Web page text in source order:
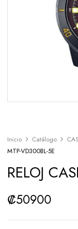
Inicio Catálogo
MTP-VD300BL-5E
RELOJ
₡50900